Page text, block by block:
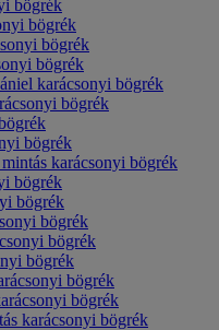
bögrék
bögrék
bögrék
bögrék
karácsonyi bögrék
bögrék
bögrék
karácsonyi bögrék
bögrék
bögrék
bögrék
bögrék
bögrék
bögrék
bögrék
karácsonyi bögrék